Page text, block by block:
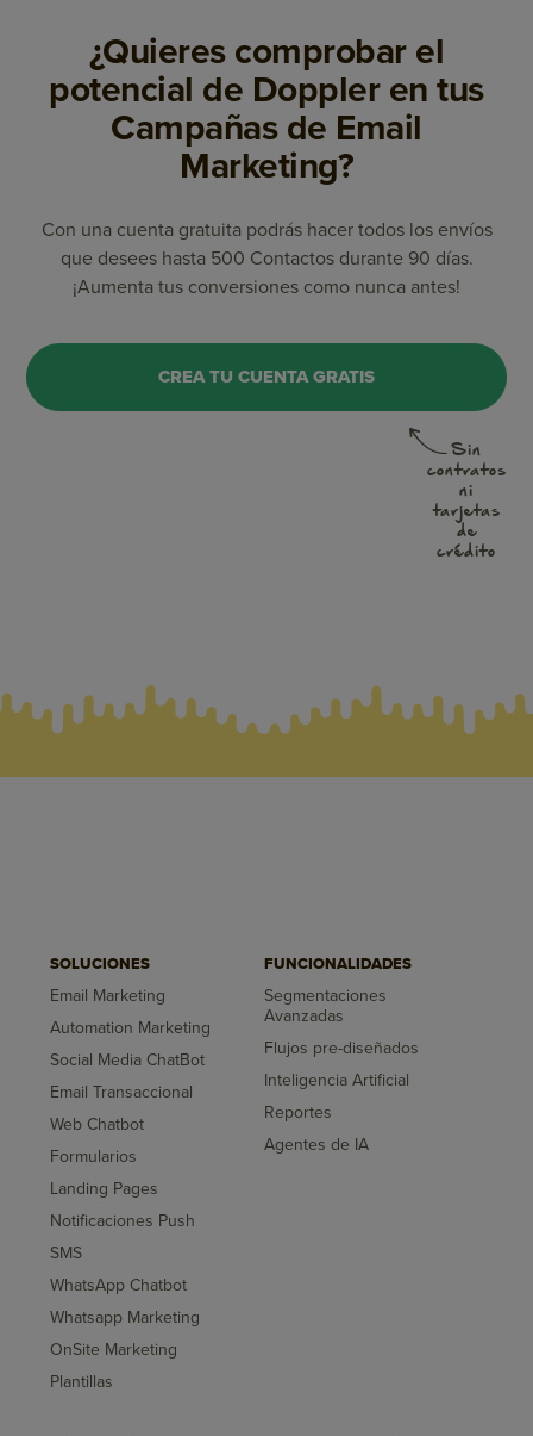
¿Quieres comprobar el
potencial de Doppler en tus
Campañas de Email
Marketing?
Con una cuenta gratuita podrás hacer todos los envíos
que desees hasta 500 Contactos durante 90 días.
¡Aumenta tus conversiones como nunca antes!
CREA TU CUENTA GRATIS
Sin
contratos
ni
tarjetas
de
crédito
SOLUCIONES
Email Marketing
Automation Marketing
Social Media ChatBot
Email Transaccional
Web Chatbot
Formularios
Landing Pages
Notificaciones Push
SMS
WhatsApp Chatbot
Whatsapp Marketing
OnSite Marketing
Plantillas
FUNCIONALIDADES
Segmentaciones
Avanzadas
Flujos pre-diseñados
Inteligencia Artificial
Reportes
Agentes de IA